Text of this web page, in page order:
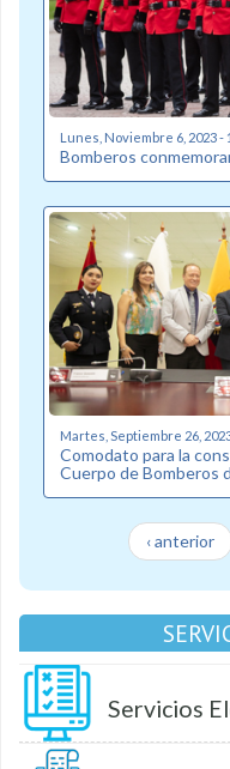
Lunes, Noviembre 6, 2023 -
Bomberos
Martes, Septiembre 26,
Comodato para la
Cuerpo de Bomberos
‹ anterior
Servicios